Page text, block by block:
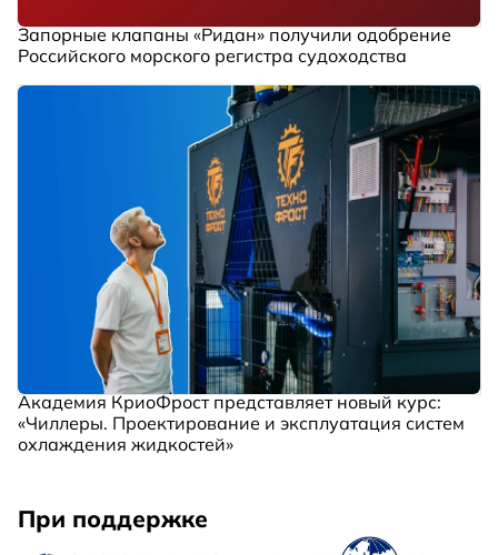
Запорные клапаны «Ридан» получили одобрение
Российского морского регистра судоходства
Академия КриоФрост представляет новый курс:
«Чиллеры. Проектирование и эксплуатация систем
охлаждения жидкостей»
При поддержке